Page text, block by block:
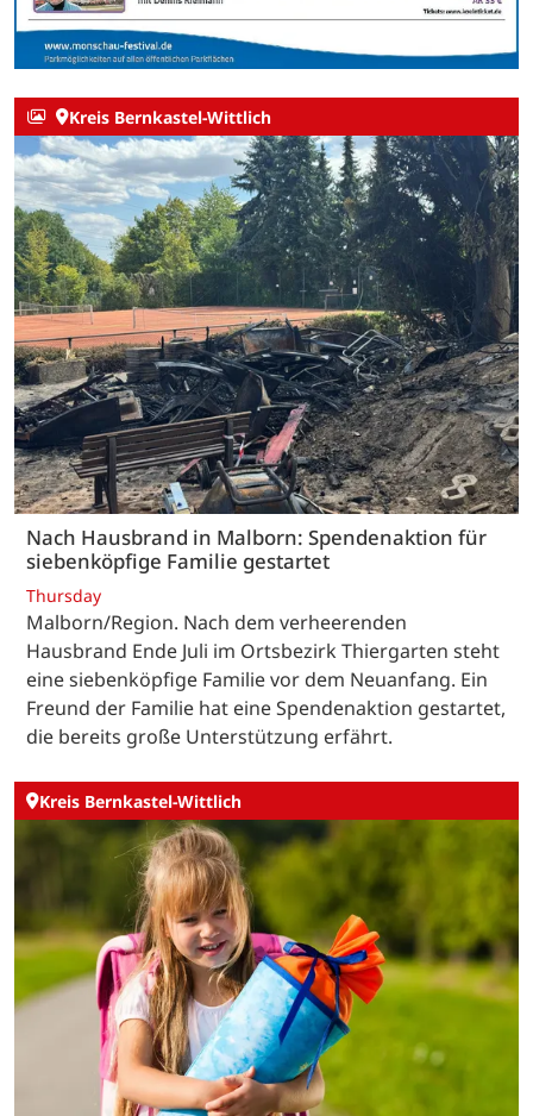
Kreis Bernkastel-Wittlich
Nach Hausbrand in Malborn: Spendenaktion für
siebenköpfige Familie gestartet
Thursday
Malborn/Region. Nach dem verheerenden
Hausbrand Ende Juli im Ortsbezirk Thiergarten steht
eine siebenköpfige Familie vor dem Neuanfang. Ein
Freund der Familie hat eine Spendenaktion gestartet,
die bereits große Unterstützung erfährt.
Kreis Bernkastel-Wittlich